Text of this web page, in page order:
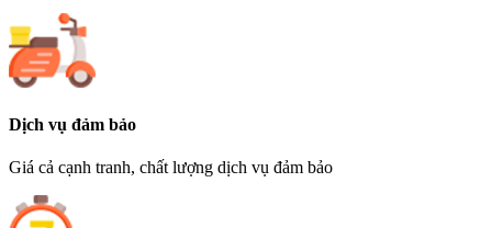
Dịch vụ đảm bảo
Giá cả cạnh tranh, chất lượng dịch vụ đảm bảo